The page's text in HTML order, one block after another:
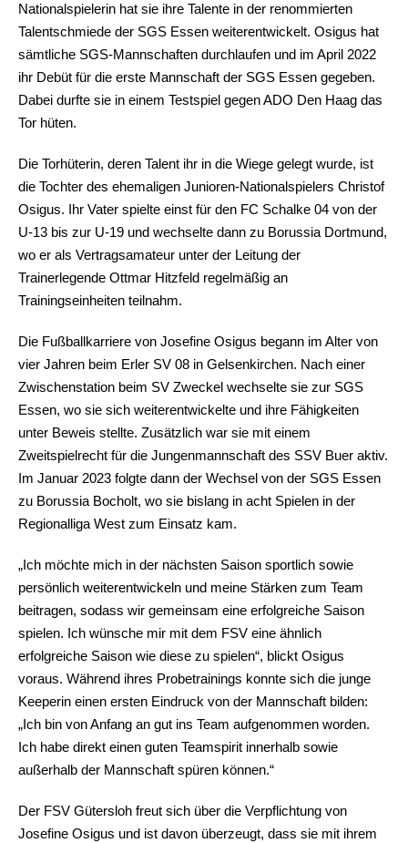
Nationalspielerin hat sie ihre Talente in der renommierten
Talentschmiede der SGS Essen weiterentwickelt. Osigus hat
sämtliche SGS-Mannschaften durchlaufen und im April 2022
ihr Debüt für die erste Mannschaft der SGS Essen gegeben.
Dabei durfte sie in einem Testspiel gegen ADO Den Haag das
Tor hüten.
Die Torhüterin, deren Talent ihr in die Wiege gelegt wurde, ist
die Tochter des ehemaligen Junioren-Nationalspielers Christof
Osigus. Ihr Vater spielte einst für den FC Schalke 04 von der
U-13 bis zur U-19 und wechselte dann zu Borussia Dortmund,
wo er als Vertragsamateur unter der Leitung der
Trainerlegende Ottmar Hitzfeld regelmäßig an
Trainingseinheiten teilnahm.
Die Fußballkarriere von Josefine Osigus begann im Alter von
vier Jahren beim Erler SV 08 in Gelsenkirchen. Nach einer
Zwischenstation beim SV Zweckel wechselte sie zur SGS
Essen, wo sie sich weiterentwickelte und ihre Fähigkeiten
unter Beweis stellte. Zusätzlich war sie mit einem
Zweitspielrecht für die Jungenmannschaft des SSV Buer aktiv.
Im Januar 2023 folgte dann der Wechsel von der SGS Essen
zu Borussia Bocholt, wo sie bislang in acht Spielen in der
Regionalliga West zum Einsatz kam.
„Ich möchte mich in der nächsten Saison sportlich sowie
persönlich weiterentwickeln und meine Stärken zum Team
beitragen, sodass wir gemeinsam eine erfolgreiche Saison
spielen. Ich wünsche mir mit dem FSV eine ähnlich
erfolgreiche Saison wie diese zu spielen“, blickt Osigus
voraus. Während ihres Probetrainings konnte sich die junge
Keeperin einen ersten Eindruck von der Mannschaft bilden:
„Ich bin von Anfang an gut ins Team aufgenommen worden.
Ich habe direkt einen guten Teamspirit innerhalb sowie
außerhalb der Mannschaft spüren können.“
Der FSV Gütersloh freut sich über die Verpflichtung von
Josefine Osigus und ist davon überzeugt, dass sie mit ihrem